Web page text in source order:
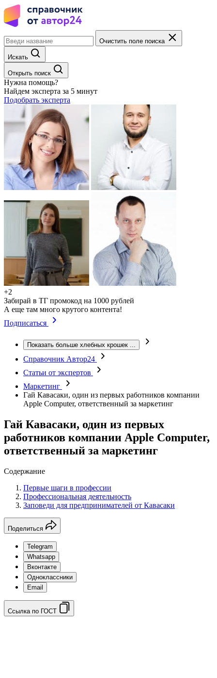
Очистить поле поиска
Искать
Открыть поиск
Нужна помощь?
Найдем эксперта за 5 минут
Подобрать эксперта
+2
Забирай в ТГ промокод на 1000 рублей
А еще там много крутого контента!
Подписаться
Показать больше хлебных крошек ...
Справочник Автор24
Статьи от экспертов
Маркетинг
Гай Кавасаки, один из первых работников компании
Apple Computer, ответственный за маркетинг
Гай Кавасаки, один из первых
работников компании Apple Computer,
ответственный за маркетинг
Содержание
Первые шаги в профессии
Профессиональная деятельность
Заповеди для предпринимателей от Кавасаки
Поделиться
Telegram
Whatsapp
Вконтакте
Одноклассники
Email
Ссылка по ГОСТ